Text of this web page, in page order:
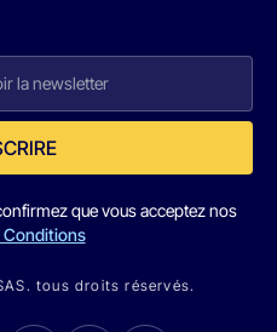
que vous acceptez nos
tous droits réservés.